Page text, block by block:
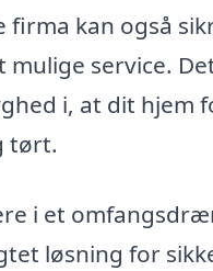
firma kan også
mulige service.
i, at dit hjem
tørt.
i et
løsning for